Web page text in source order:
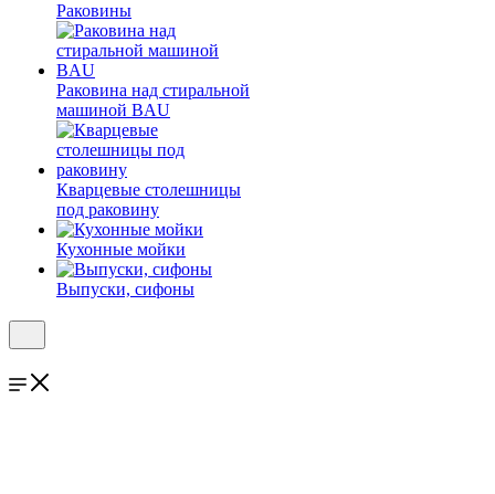
Раковины
Раковина над стиральной
машиной BAU
Кварцевые столешницы
под раковину
Кухонные мойки
Выпуски, сифоны